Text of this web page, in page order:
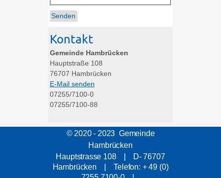
Kontakt
Gemeinde Hambrücken
Hauptstraße 108
76707 Hambrücken
E-Mail senden
07255/7100-0
07255/7100-88
© 2020 - 2023 Gemeinde
Hambrücken
Hauptstrasse 108 | D- 76707
Hambrücken | Telefon: + 49 (0)